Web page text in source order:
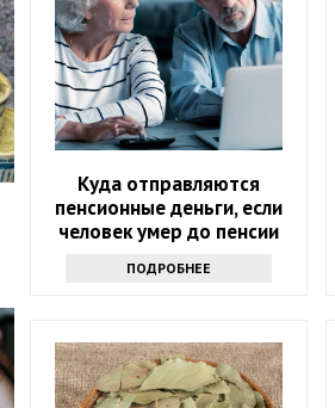
Куда отправляются
пенсионные деньги, если
человек умер до пенсии
ПОДРОБНЕЕ